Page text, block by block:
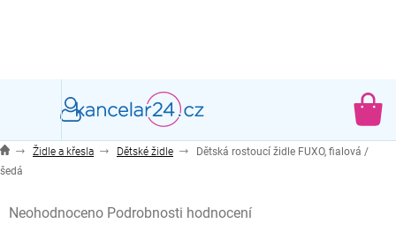
Židle a křesla Dětské židle
Dětská rostoucí židle FUXO, fialová /
šedá
hodnocení
Neohodnoceno Podrobnosti hodnocení